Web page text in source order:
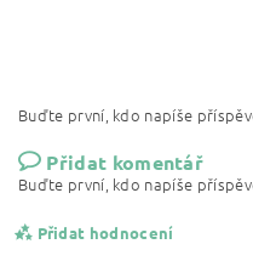
Buďte první, kdo napíše
Přidat komentář
Buďte první, kdo napíše
Přidat hodnocení